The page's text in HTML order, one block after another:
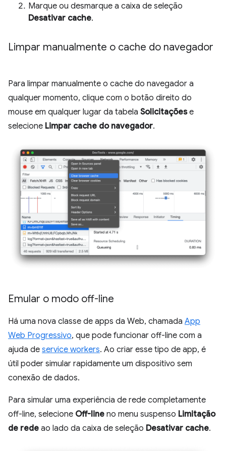
Marque ou desmarque a caixa de seleção
Desativar cache.
Limpar manualmente o cache do navegador
Para limpar manualmente o cache do navegador a
qualquer momento, clique com o botão direito do
mouse em qualquer lugar da tabela Solicitaçõese
selecione Limpar cache do navegador.
Emular o modo off-line
Há uma nova classe de apps da Web, chamada App
Web Progressivo, que pode funcionar off-line com a
ajuda de service workers. Ao criar esse tipo de app, é
útil poder simular rapidamente um dispositivo sem
conexão de dados.
Para simular uma experiência de rede completamente
off-line, selecione Off-line no menu suspenso Limitação
de rede ao lado da caixa de seleção Desativar cache.